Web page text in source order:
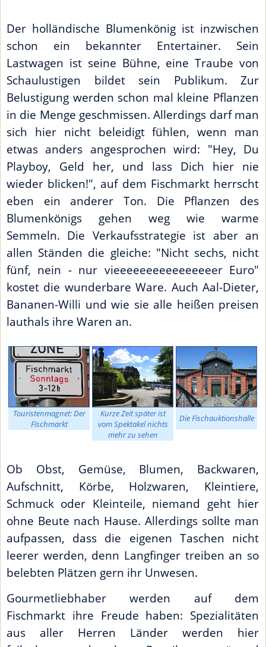
Der holländische Blumenkönig ist inzwischen
schon ein bekannter Entertainer. Sein
Lastwagen ist seine Bühne, eine Traube von
Schaulustigen bildet sein Publikum. Zur
Belustigung werden schon mal kleine Pflanzen
in die Menge geschmissen. Allerdings darf man
sich hier nicht beleidigt fühlen, wenn man
etwas anders angesprochen wird: "Hey, Du
Playboy, Geld her, und lass Dich hier nie
wieder blicken!", auf dem Fischmarkt herrscht
eben ein anderer Ton. Die Pflanzen des
Blumenkönigs gehen weg wie warme
Semmeln. Die Verkaufsstrategie ist aber an
allen Ständen die gleiche: "Nicht sechs, nicht
fünf, nein - nur vieeeeeeeeeeeeeeeer Euro"
kostet die wunderbare Ware. Auch Aal-Dieter,
Bananen-Willi und wie sie alle heißen preisen
lauthals ihre Waren an.
Touristenmagnet: Der
Fischmarkt
Kurze Zeit später ist
vom Spektakel nichts
mehr zu sehen
Die Fischauktionshalle
Ob Obst, Gemüse, Blumen, Backwaren,
Aufschnitt, Körbe, Holzwaren, Kleintiere,
Schmuck oder Kleinteile, niemand geht hier
ohne Beute nach Hause. Allerdings sollte man
aufpassen, dass die eigenen Taschen nicht
leerer werden, denn Langfinger treiben an so
belebten Plätzen gern ihr Unwesen.
Gourmetliebhaber werden auf dem
Fischmarkt ihre Freude haben: Spezialitäten
aus aller Herren Länder werden hier